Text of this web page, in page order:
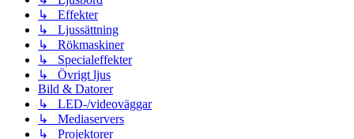
↳ Effekter
↳ Ljussättning
↳ Rökmaskiner
↳ Specialeffekter
↳ Övrigt ljus
Bild & Datorer
↳ LED-/videoväggar
↳ Mediaservers
↳ Projektorer